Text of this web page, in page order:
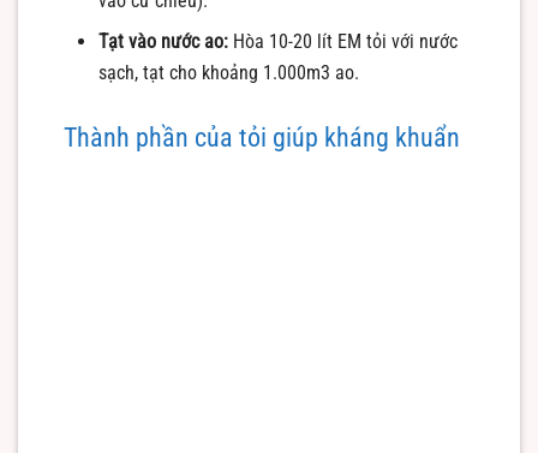
Tạt vào nước ao:Hòa 10-20 lít EM tỏi với nước
sạch, tạt cho khoảng 1.000m3 ao.
Thành phần của tỏi giúp kháng khuẩn